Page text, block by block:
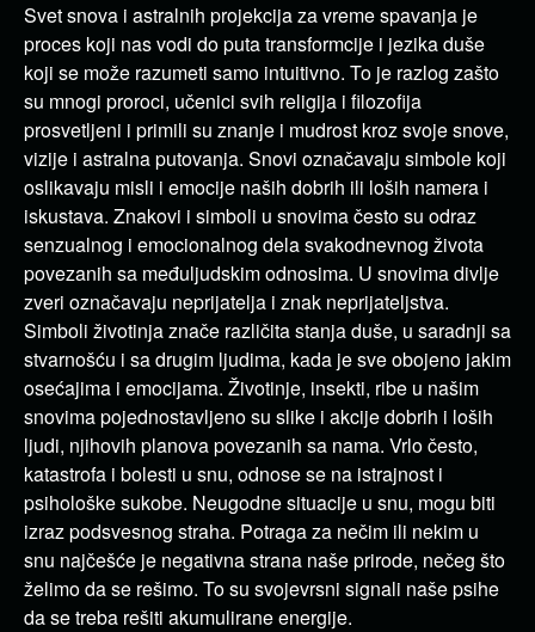
Svet snova i astralnih projekcija za vreme spavanja je
proces koji nas vodi do puta transformcije i jezika duše
koji se može razumeti samo intuitivno. To je razlog zašto
su mnogi proroci, učenici svih religija i filozofija
prosvetljeni i primili su znanje i mudrost kroz svoje snove,
vizije i astralna putovanja. Snovi označavaju simbole koji
oslikavaju misli i emocije naših dobrih ili loših namera i
iskustava. Znakovi i simboli u snovima često su odraz
senzualnog i emocionalnog dela svakodnevnog života
povezanih sa međuljudskim odnosima. U snovima divlje
zveri označavaju neprijatelja i znak neprijateljstva.
Simboli životinja znače različita stanja duše, u saradnji sa
stvarnošću i sa drugim ljudima, kada je sve obojeno jakim
osećajima i emocijama. Životinje, insekti, ribe u našim
snovima pojednostavljeno su slike i akcije dobrih i loših
ljudi, njihovih planova povezanih sa nama. Vrlo često,
katastrofa i bolesti u snu, odnose se na istrajnost i
psihološke sukobe. Neugodne situacije u snu, mogu biti
izraz podsvesnog straha. Potraga za nečim ili nekim u
snu najčešće je negativna strana naše prirode, nečeg što
želimo da se rešimo. To su svojevrsni signali naše psihe
da se treba rešiti akumulirane energije.